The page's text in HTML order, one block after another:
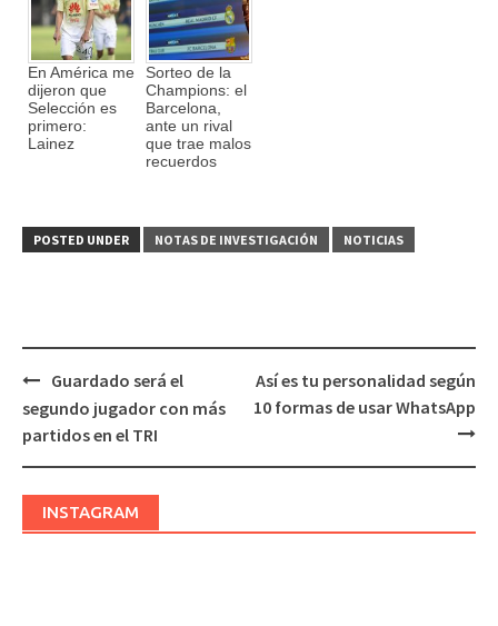
En América me
dijeron que
Selección es
primero:
Lainez
Sorteo de la
Champions: el
Barcelona,
ante un rival
que trae malos
recuerdos
POSTED UNDER NOTAS DE INVESTIGACIÓN NOTICIAS
Post
navigation
Guardado será el
segundo jugador con más
partidos en el TRI
Así es tu personalidad según
10 formas de usar WhatsApp
INSTAGRAM